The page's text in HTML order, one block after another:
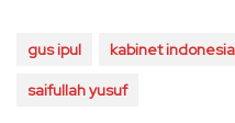
gus ipul kabinet
saifullah yusuf